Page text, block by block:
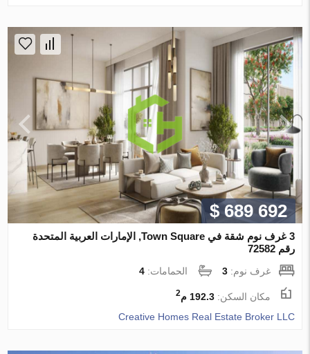
$ 689 692
3 غرف نوم شقة في Town Square, الإمارات العربية المتحدة
رقم 72582
غرف نوم:3 الحمامات:4
مكان السكن:192.3 م 2
Creative Homes Real Estate Broker LLC